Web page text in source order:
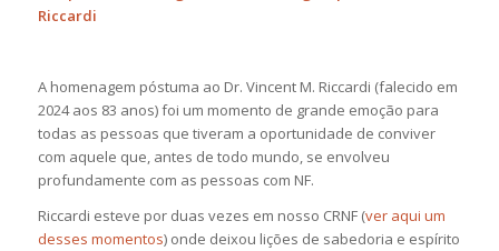
Riccardi
A homenagem póstuma ao Dr. Vincent M. Riccardi (falecido em
2024 aos 83 anos) foi um momento de grande emoção para
todas as pessoas que tiveram a oportunidade de conviver
com aquele que, antes de todo mundo, se envolveu
profundamente com as pessoas com NF.
Riccardi esteve por duas vezes em nosso CRNF (ver aqui um
desses momentos) onde deixou lições de sabedoria e espírito